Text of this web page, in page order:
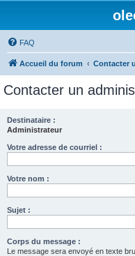
FAQ
Accueil du forum Contacter
Contacter un
Destinataire :
Administrateur
Votre adresse de courriel :
Votre nom :
Sujet :
Corps du message :
Le message sera envoyé en texte